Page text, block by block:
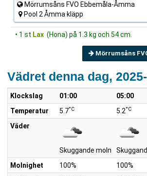
Mörrumsåns FVO Ebbemåla-Åmma
Pool 2 Åmma kläpp
• 1 st Lax (Hona) på 1.3 kg och 54 cm.
Mörrumsåns
Vädret denna dag,
Klockslag 01:00 05:00
Temperatur
5.7°C 5.2°C
Väder
Skuggande moln
Molnighet
100% 100%